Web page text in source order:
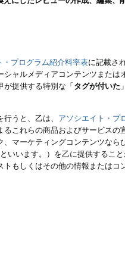
・プログラム紹介料率表に記載さ
シャルメディアコンテンツまたは
が提供する特別な「タグが付いた 」
うと、乙は、 アソシエイト・プ
これらの商品およびサービスの
マーケティングコンテンツなら
といいます。）を乙に提供するこ
もしくはその他の情報またはコ